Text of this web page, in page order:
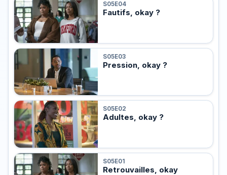
S05E04
Fautifs, okay ?
S05E03
Pression, okay ?
S05E02
Adultes, okay ?
S05E01
Retrouvailles, okay